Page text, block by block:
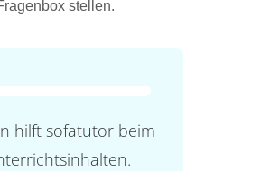
stellen.
hilft sofatutor beim